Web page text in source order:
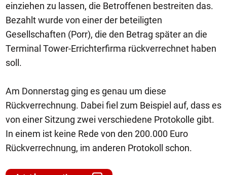
einziehen zu lassen, die Betroffenen bestreiten das.
Bezahlt wurde von einer der beteiligten
Gesellschaften (Porr), die den Betrag später an die
Terminal Tower-Errichterfirma rückverrechnet haben
soll.
Am Donnerstag ging es genau um diese
Rückverrechnung. Dabei fiel zum Beispiel auf, dass es
von einer Sitzung zwei verschiedene Protokolle gibt.
In einem ist keine Rede von den 200.000 Euro
Rückverrechnung, im anderen Protokoll schon.